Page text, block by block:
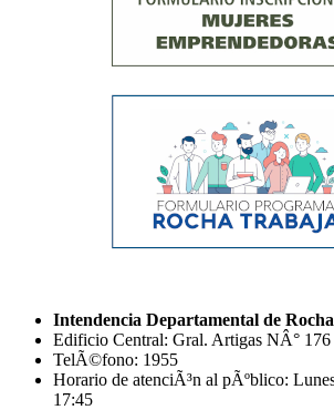
Intendencia Departamental de Rocha
Edificio Central: Gral. Artigas NÂ° 176
TelÃ©fono: 1955
Horario de atenciÃ³n al pÃºblico:
17:45